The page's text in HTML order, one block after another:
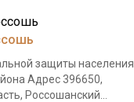
защиты населения
Адрес 396650,
Россошанский...